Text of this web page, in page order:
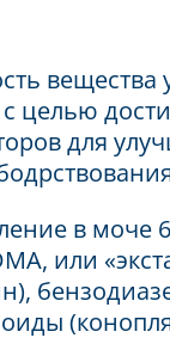
вещества
целью
для
в моче
или